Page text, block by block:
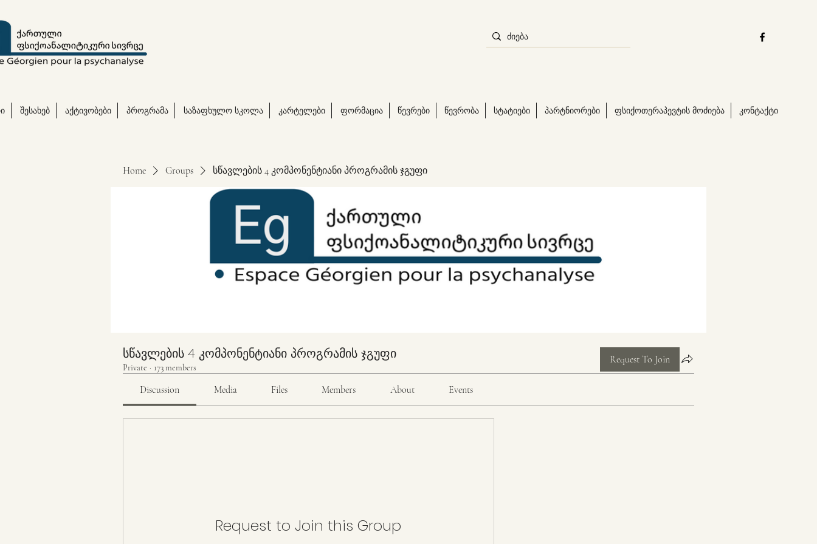
შესახებ აქტივობები პროგრამა საზაფხულო სკოლა კარტელები ფორმაცია წევრები წევრობა სტატიები პარტნიორები ფსიქოთერაპევტის მოძიება კონტაქტი
Home Groups სწავლების 4 კომპონენტიანი პროგრამის ჯგუფი
სწავლების 4 კომპონენტიანი პროგრამის ჯგუფი
Private · 173 members
Request To Join
Discussion Media Files Members About Events
Request to Join this Group